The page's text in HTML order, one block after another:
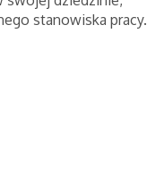
stanowiska pracy.